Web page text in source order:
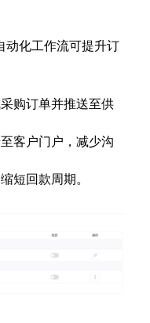
动化工作流可提升订
购订单并推送至供
客户门户，减少沟
短回款周期。